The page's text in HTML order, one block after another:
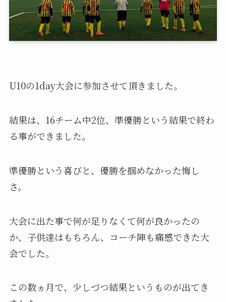
U10の1day大会に参加させて頂きました。
結果は、16チーム中2位、準優勝という結果で終わ
る事ができました。
準優勝という喜びと、優勝を掴めなかった悔し
さ。
大会に出た事で何が足りなくて何が良かったの
か、子供達はもちろん、コーチ陣も痛感できた大
会でした。
この数ヵ月で、少しづつ結果というものが出てき